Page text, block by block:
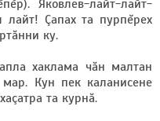
Яковлев-лайт-лайт-
Çапах та пурпĕрех
ку.
хаклама чăн малтан
Кун пек каланисене
та курнă.